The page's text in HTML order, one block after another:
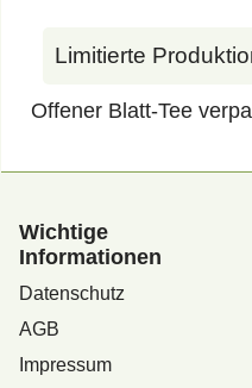
Limitierte
Offener Blatt-Tee
Wichtige
Informationen
Datenschutz
AGB
Impressum